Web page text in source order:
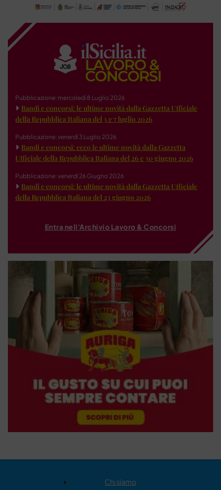
Pubblicazione: mercoledì 8 Luglio 2026
Bandi e concorsi: le ultime novità dalla Gazzetta Ufficiale
della Repubblica Italiana del 3 e 7 luglio 2026
Pubblicazione: venerdì 3 Luglio 2026
Bandi e concorsi: ecco le ultime novità dalla Gazzetta
Ufficiale della Repubblica Italiana del 26 e 30 giugno 2026
Pubblicazione: venerdì 26 Giugno 2026
Bandi e concorsi: le ultime novità dalla Gazzetta Ufficiale
della Repubblica Italiana del 23 giugno 2026
Entra nell'Archivio Lavoro & Concorsi
Chi siamo